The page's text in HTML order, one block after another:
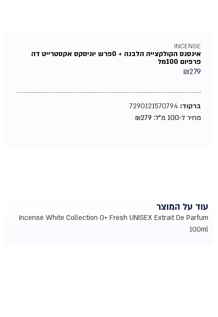
INCENSE
אינסנס הקולקצייה הלבנה + 0פרש יוניסקס אקסטרייט דה
פרפיום 100מל
₪279
ברקוד:7290121570794
מחיר ל-100 מ"ל:
₪279
עוד על המוצר
Incense White Collection 0+ Fresh UNISEX Extrait De Parfum
100ml